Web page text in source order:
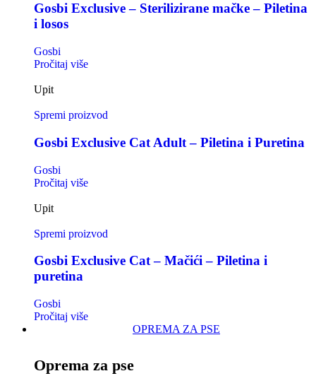
Gosbi Exclusive – Sterilizirane mačke – Piletina
i losos
Gosbi
Pročitaj više
Upit
Spremi proizvod
Gosbi Exclusive Cat Adult – Piletina i Puretina
Gosbi
Pročitaj više
Upit
Spremi proizvod
Gosbi Exclusive Cat – Mačići – Piletina i
puretina
Gosbi
Pročitaj više
OPREMA ZA PSE
Oprema za pse